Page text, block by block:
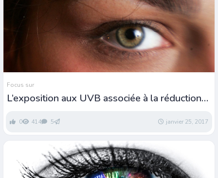
Focus sur
L’exposition aux UVB associée à la réduction
0 414 5 janvier 25, 2017